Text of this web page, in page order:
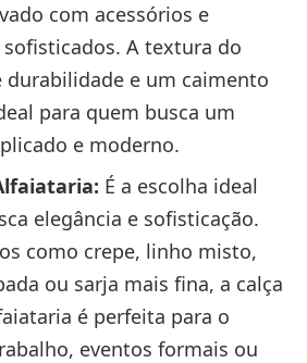
com acessórios e
A textura do
durabilidade e um caimento
para quem busca um
e moderno.
É a escolha ideal
elegância e sofisticação.
como crepe, linho misto,
ou sarja mais fina, a calça
é perfeita para o
eventos formais ou